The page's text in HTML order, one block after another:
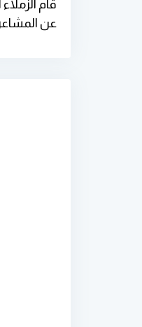
قام
عن المشاعر